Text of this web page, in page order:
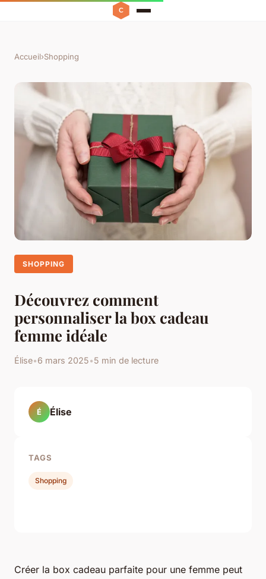
Accueil›Shopping
SHOPPING
Découvrez comment
personnaliser la box cadeau
femme idéale
Élise•6 mars 2025•5 min de lecture
Créer la box cadeau parfaite pour une femme peut
É Élise
TAGS
Shopping